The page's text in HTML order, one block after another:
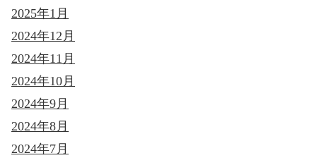
2025年1月
2024年12月
2024年11月
2024年10月
2024年9月
2024年8月
2024年7月